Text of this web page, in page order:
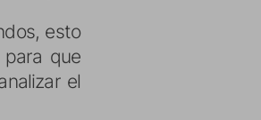
esto
que
el